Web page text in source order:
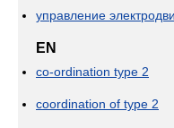
управление
EN
co-ordination type 2
coordination of type 2